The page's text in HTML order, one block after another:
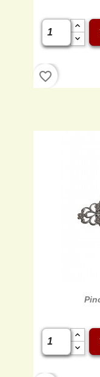
favorite_border